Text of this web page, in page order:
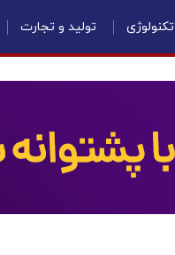
تکنولوژی تولید و تجارت